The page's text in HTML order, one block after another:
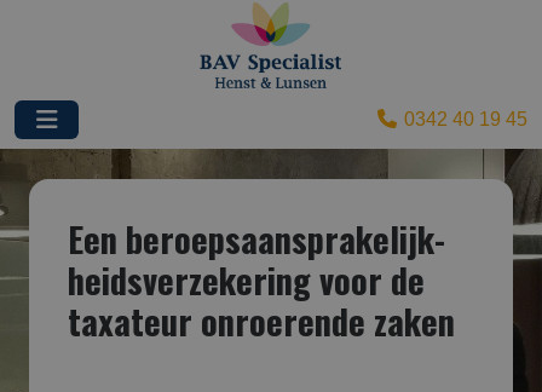
0342 40 19 45
Een beroepsaansprakelijk­
heids­verzekering voor de
taxateur onroerende zaken